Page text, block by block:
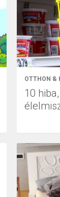
OTTHON &
10